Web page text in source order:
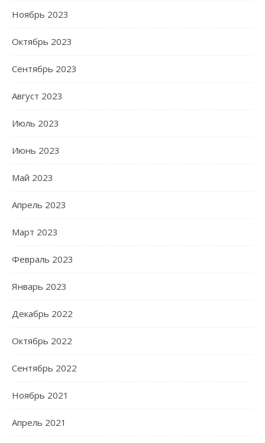
Ноябрь 2023
Октябрь 2023
Сентябрь 2023
Август 2023
Июль 2023
Июнь 2023
Май 2023
Апрель 2023
Март 2023
Февраль 2023
Январь 2023
Декабрь 2022
Октябрь 2022
Сентябрь 2022
Ноябрь 2021
Апрель 2021